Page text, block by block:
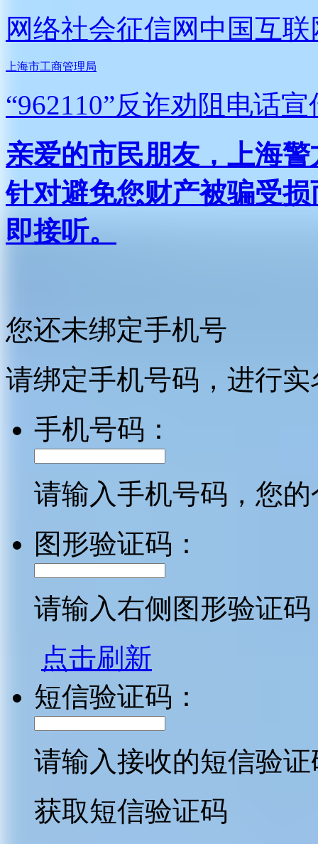
网络社会征信网 中国互
上海市工商管理局
“962110”反诈劝阻电话宣
亲爱的市民朋友，上海
针对避免您财产被骗受
即接听。
您还未绑定手机号
请绑定手机号码，进行
手机号码：
请输入手机号码，您
图形验证码：
请输入右侧图形验证码
点击刷新
短信验证码：
请输入接收的短信验证
获取短信验证码